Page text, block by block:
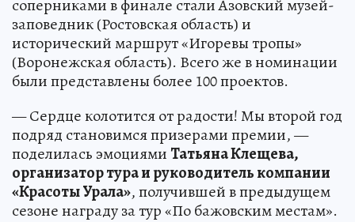
соперниками в финале стали Азовский музей-
заповедник (Ростовская область) и
исторический маршрут «Игоревы тропы»
(Воронежская область). Всего же в номинации
были представлены более 100 проектов.
— Сердце колотится от радости! Мы второй год
подряд становимся призерами премии, —
поделилась эмоциями Татьяна Клещева,
организатор тура и руководитель компании
«Красоты Урала», получившей в предыдущем
сезоне награду за тур «По бажовским местам».